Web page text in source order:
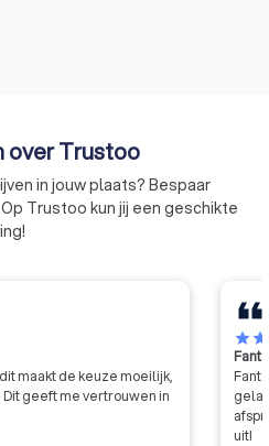
over Trustoo
in jouw plaats? Bespaar
Trustoo kun jij een geschikte
maakt de keuze moeilijk,
geeft me vertrouwen in
starstar
uit!